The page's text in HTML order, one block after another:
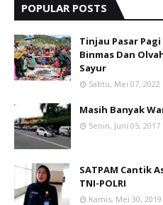
POPULAR POSTS
Tinjau Pasar
Binmas Dan
Sayur
Sabtu, Mei 07, 2022
Masih Banyak
Senin, Juni 05, 2017
SATPAM Cantik
TNI-POLRI
Kamis, Mei 30, 2019